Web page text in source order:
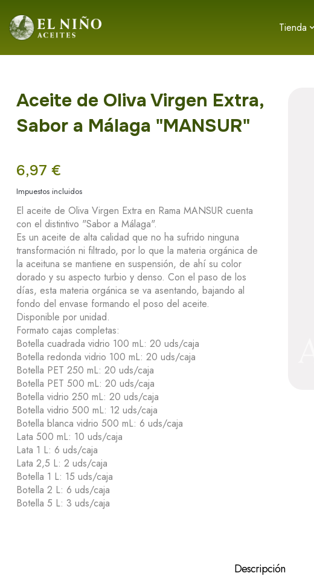
Tienda
Aceite de Oliva Virgen Extra,
Sabor a Málaga "MANSUR"
6,97 €
Impuestos incluidos
El aceite de Oliva Virgen Extra en Rama MANSUR cuenta
con el distintivo "Sabor a Málaga".
Es un aceite de alta calidad que no ha sufrido ninguna
transformación ni filtrado, por lo que la materia orgánica de
la aceituna se mantiene en suspensión, de ahí su color
dorado y su aspecto turbio y denso. Con el paso de los
días, esta materia orgánica se va asentando, bajando al
fondo del envase formando el poso del aceite.
Disponible por unidad.
Formato cajas completas:
Botella cuadrada vidrio 100 mL: 20 uds/caja
Botella redonda vidrio 100 mL: 20 uds/caja
Botella PET 250 mL: 20 uds/caja
Botella PET 500 mL: 20 uds/caja
Botella vidrio 250 mL: 20 uds/caja
Botella vidrio 500 mL: 12 uds/caja
Botella blanca vidrio 500 mL: 6 uds/caja
Lata 500 mL: 10 uds/caja
Lata 1 L: 6 uds/caja
Lata 2,5 L: 2 uds/caja
Botella 1 L: 15 uds/caja
Botella 2 L: 6 uds/caja
Botella 5 L: 3 uds/caja
Descripción